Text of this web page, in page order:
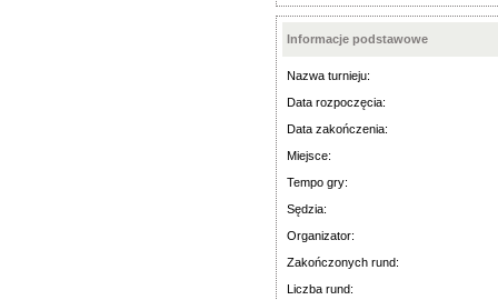
Informacje podstawowe
Nazwa turnieju:
Data rozpoczęcia:
Data zakończenia:
Miejsce:
Tempo gry:
Sędzia:
Organizator:
Zakończonych rund:
Liczba rund: